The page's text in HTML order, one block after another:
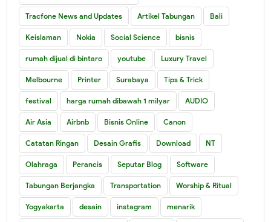
Tracfone News and Updates Artikel Tabungan Bali
Keislaman Nokia Social Science bisnis
rumah dijual di bintaro youtube Luxury Travel
Melbourne Printer Surabaya Tips & Trick
festival harga rumah dibawah 1 milyar AUDIO
Air Asia Airbnb Bisnis Online Canon
Catatan Ringan Desain Grafis Download NT
Olahraga Perancis Seputar Blog Software
Tabungan Berjangka Transportation Worship & Ritual
Yogyakarta desain instagram menarik